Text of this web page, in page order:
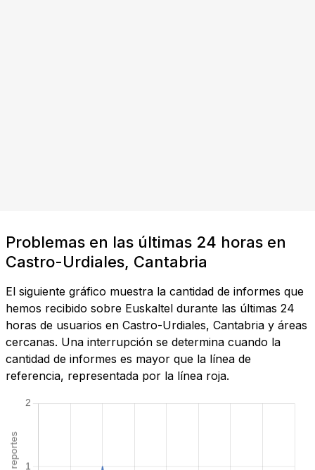
Problemas en las últimas 24 horas en
Castro-Urdiales, Cantabria
El siguiente gráfico muestra la cantidad de informes que
hemos recibido sobre Euskaltel durante las últimas 24
horas de usuarios en Castro-Urdiales, Cantabria y áreas
cercanas. Una interrupción se determina cuando la
cantidad de informes es mayor que la línea de
referencia, representada por la línea roja.